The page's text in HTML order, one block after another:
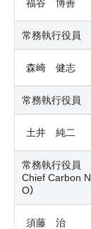
福谷 博善
常務執行役員
森崎 健志
常務執行役員
土井 純二
常務執行役員
Chief Carbon
O）
須藤 治